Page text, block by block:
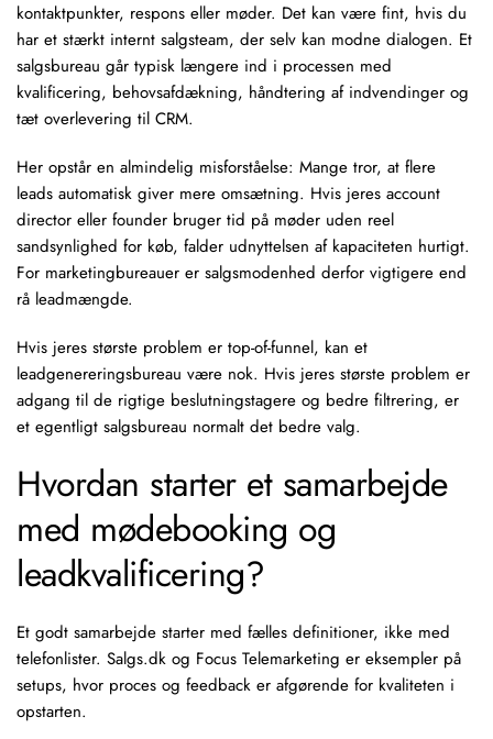
kontaktpunkter, respons eller møder. Det kan være fint, hvis du
har et stærkt internt salgsteam, der selv kan modne dialogen. Et
salgsbureau går typisk længere ind i processen med
kvalificering, behovsafdækning, håndtering af indvendinger og
tæt overlevering til CRM.
Her opstår en almindelig misforståelse: Mange tror, at flere
leads automatisk giver mere omsætning. Hvis jeres account
director eller founder bruger tid på møder uden reel
sandsynlighed for køb, falder udnyttelsen af kapaciteten hurtigt.
For marketingbureauer er salgsmodenhed derfor vigtigere end
rå leadmængde.
Hvis jeres største problem er top-of-funnel, kan et
leadgenereringsbureau være nok. Hvis jeres største problem er
adgang til de rigtige beslutningstagere og bedre filtrering, er
et egentligt salgsbureau normalt det bedre valg.
Hvordan starter et samarbejde
med mødebooking og
leadkvalificering?
Et godt samarbejde starter med fælles definitioner, ikke med
telefonlister. Salgs.dk og Focus Telemarketing er eksempler på
setups, hvor proces og feedback er afgørende for kvaliteten i
opstarten.